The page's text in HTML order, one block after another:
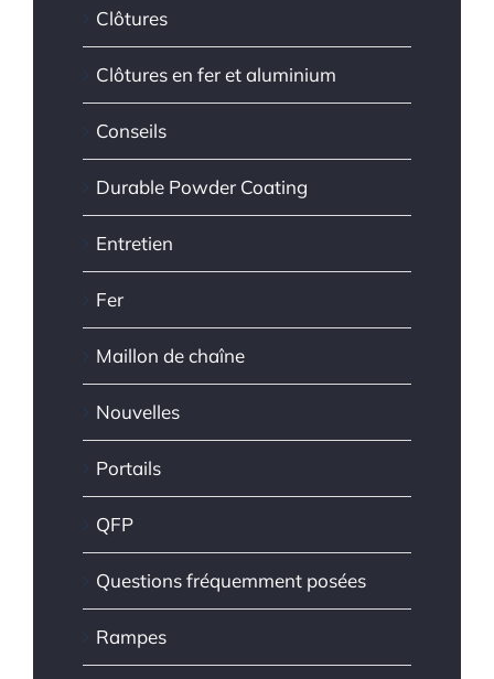
Clôtures
Clôtures en fer et aluminium
Conseils
Durable Powder Coating
Entretien
Fer
Maillon de chaîne
Nouvelles
Portails
QFP
Questions fréquemment posées
Rampes